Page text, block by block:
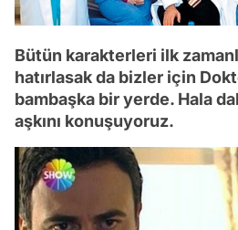
Bütün karakterleri ilk
hatırlasak da bizler için
bambaşka bir yerde. Hala
aşkını konuşuyoruz.